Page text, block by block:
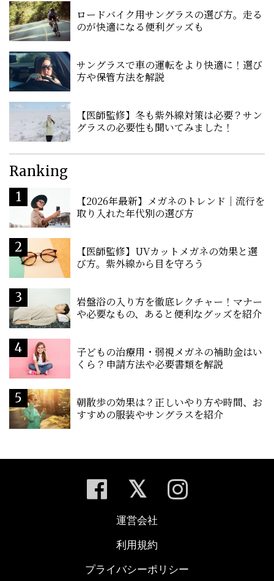
ロードバイク用サングラスの選び方。走る
のが快適になる便利グッズも
サングラスで車の運転をより快適に！選び
方や保管方法を解説
【医師監修】冬も紫外線対策は必要？サン
グラスの必要性も聞いてみました！
Ranking
【2026年最新】メガネのトレンド｜流行を
取り入れた年代別の選び方
【医師監修】UVカットメガネの効果と選
び方。紫外線から目を守ろう
岩盤浴の入り方を徹底レクチャー！マナー
や必要なもの、あると便利なグッズを紹介
子どもの治療用・弱視メガネの補助金はい
くら？申請方法や必要書類を解説
朝散歩の効果は？正しいやり方や時間、お
すすめの服装やサングラスを紹介
運営会社
利用規約
プライバシーポリシー